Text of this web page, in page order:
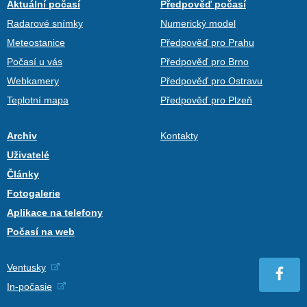
Aktuální počasí
Radarové snímky
Meteostanice
Počasí u vás
Webkamery
Teplotní mapa
Předpověď počasí
Numerický model
Předpověď pro Prahu
Předpověď pro Brno
Předpověď pro Ostravu
Předpověď pro Plzeň
Archiv
Uživatelé
Články
Fotogalerie
Aplikace na telefony
Počasí na web
Kontakty
Ventusky
In-počasie